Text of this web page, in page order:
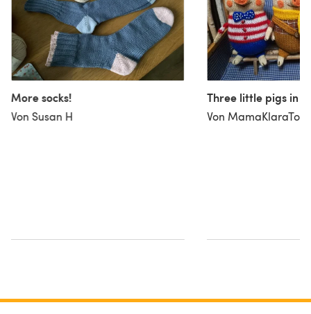
More socks!
Von Susan H
Three little pigs in
Von MamaKlaraToys